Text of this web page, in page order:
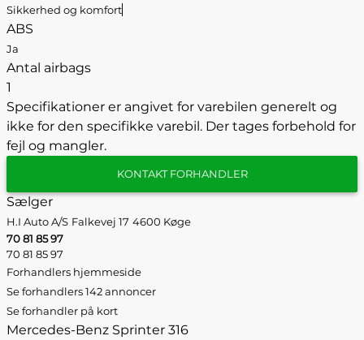
Sikkerhed og komfort
ABS
Ja
Antal airbags
1
Specifikationer er angivet for varebilen generelt og
ikke for den specifikke varebil. Der tages forbehold for
fejl og mangler.
KONTAKT FORHANDLER
Sælger
H.I Auto A/S Falkevej 17 4600 Køge
70 81 85 97
70 81 85 97
Forhandlers hjemmeside
Se forhandlers 142 annoncer
Se forhandler på kort
Mercedes-Benz Sprinter 316